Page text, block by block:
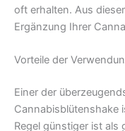
oft erhalten. Aus
Ergänzung Ihrer
Vorteile der
Einer der
Cannabisblütenshake
Regel günstiger ist als